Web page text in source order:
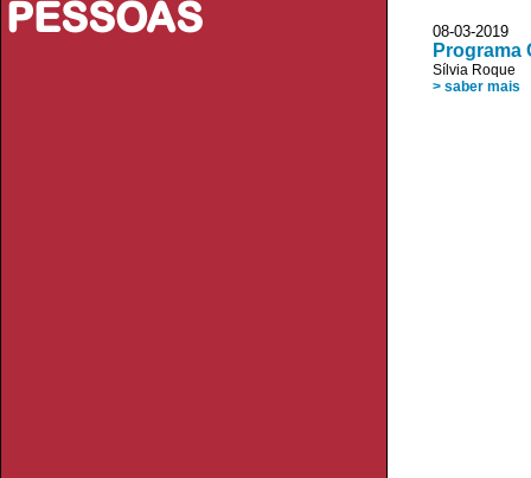
PESSOAS
08-03-
Programa
Sílvia Roque
> saber mais